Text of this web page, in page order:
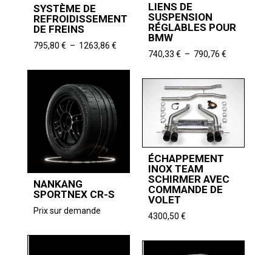
LIENS DE
SUSPENSION
RÉGLABLES POUR
BMW
740,33 € – 790,76 €Plage
prix :
à
790,76 €
SYSTÈME DE
REFROIDISSEMENT
DE FREINS
795,80 € – 1263,86 €Plage
prix :
795,80 €
NANKANG
SPORTNEX CR-S
Prix sur demande
ÉCHAPPEMENT
INOX TEAM
SCHIRMER AVEC
COMMANDE DE
VOLET
4300,50 €